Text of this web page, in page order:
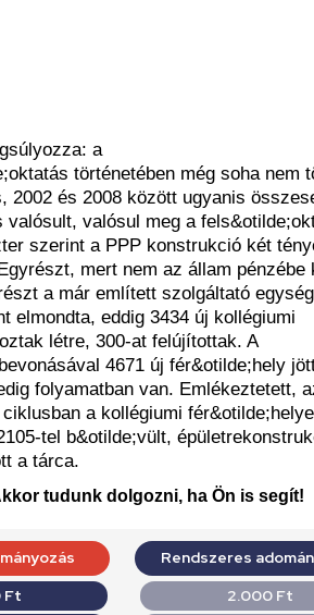
a
történetében még soha nem
2002 és 2008 között ugyanis
valósult, valósul meg a
szerint a PPP konstrukció két
mert nem az állam pénzébe
a már említett szolgáltató
elmondta, eddig 3434 új kollégiumi
létre, 300-at felújítottak. A
4671 új fér&otilde;hely
folyamatban van. Emlékeztetett,
a kollégiumi
tel b&otilde;vült,
a tárca.
tudunk dolgozni, ha Ön is segít!